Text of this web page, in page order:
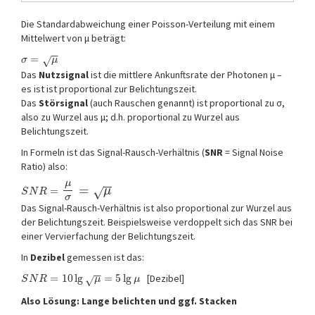
Die Standardabweichung einer Poisson-Verteilung mit einem
Mittelwert von μ beträgt:
σ = μ
−
−
√
Das Nutzsignalist die mittlere Ankunftsrate der Photonen μ –
es ist ist proportional zur Belichtungszeit.
Das Störsignal(auch Rauschen genannt) ist proportional zu σ,
also zu Wurzel aus μ; d.h. proportional zu Wurzel aus
Belichtungszeit.
In Formeln ist das Signal-Rausch-Verhältnis (SNR= Signal Noise
Ratio) also:
SNR =
μ
σ
= μ
−
−
√
Das Signal-Rausch-Verhältnis ist also proportional zur Wurzel aus
der Belichtungszeit. Beispielsweise verdoppelt sich das SNR bei
einer Vervierfachung der Belichtungszeit.
In Dezibelgemessen ist das:
SNR = 10lg μ
−
−
√ = 5 lg μ
[Dezibel]
Also Lösung: Lange belichten und ggf. Stacken